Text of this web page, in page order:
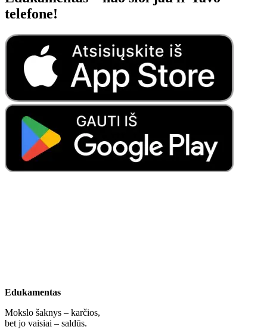
telefone!
Edukamentas
Mokslo šaknys – karčios,
bet jo vaisiai – saldūs.